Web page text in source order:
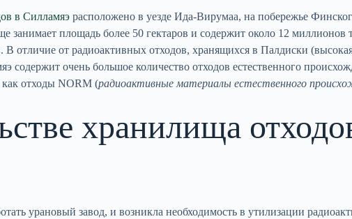
в Силламяэ расположено в уезде Ида-Вирумаа, на побережье
занимает площадь более 50 гектаров и содержит около 12 миллионов
В отличие от радиоактивных отходов, хранящихся в Палдиски
содержит очень большое количество отходов естественного
отходы NORM (радиоактивные материалы естественного
хранилища
урановый завод, и возникла необходимость в утилизации